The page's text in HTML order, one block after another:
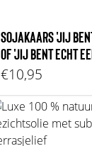
SOJAKAARS 'JIJ
OF 'JIJ BENT ECHT
€10,95